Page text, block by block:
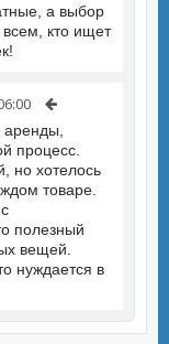
а выбор
кто ищет
процесс.
но хотелось
товаре.
полезный
вещей.
нуждается в